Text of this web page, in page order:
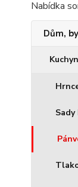
Nabídka
Dům,